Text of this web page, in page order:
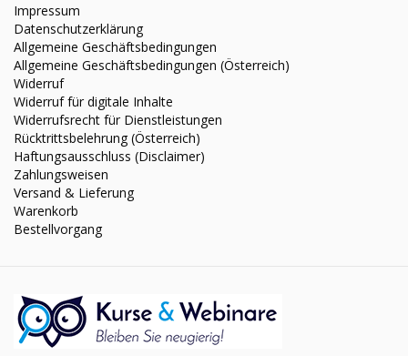
Impressum
Datenschutzerklärung
Allgemeine Geschäftsbedingungen
Allgemeine Geschäftsbedingungen (Österreich)
Widerruf
Widerruf für digitale Inhalte
Widerrufsrecht für Dienstleistungen
Rücktrittsbelehrung (Österreich)
Haftungsausschluss (Disclaimer)
Zahlungsweisen
Versand & Lieferung
Warenkorb
Bestellvorgang